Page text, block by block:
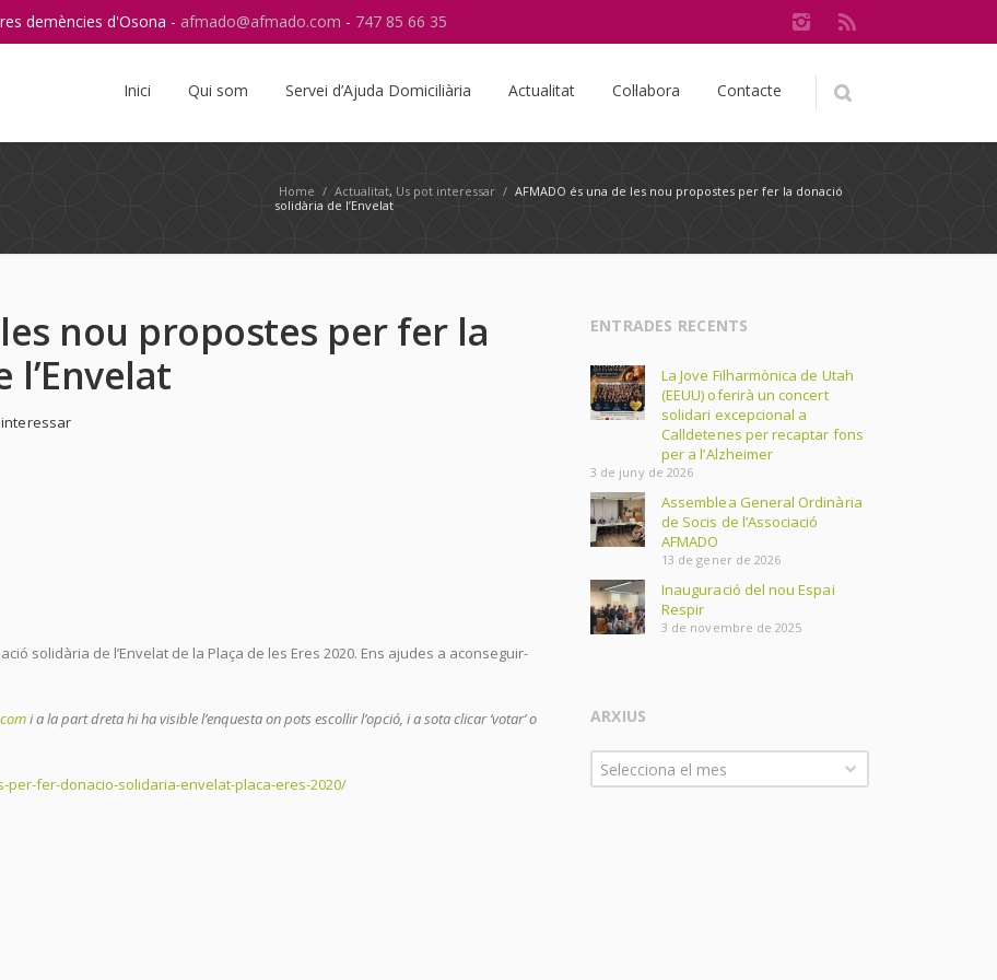
demències d'Osona - afmado@afmado.com - 747 85 66 35
Instagram
RSS
Inici Qui som Servei d’Ajuda Domiciliària Actualitat Col·labora Contacte
Home / Actualitat, Us pot interessar / AFMADO és una de les nou propostes per fer la donació
solidària de l’Envelat
nou propostes per fer la
solidària de l’Envelat de la Plaça de les Eres 2020. Ens ajudes a aconseguir-
i a la part dreta hi ha visible l’enquesta on pots escollir l’opció, i a sota clicar ‘votar’ o
fer-donacio-solidaria-envelat-placa-eres-2020/
ENTRADES RECENTS
La Jove Filharmònica de Utah
(EEUU) oferirà un concert
solidari excepcional a
Calldetenes per recaptar fons
per a l’Alzheimer
3 de juny de 2026
Assemblea General Ordinària
de Socis de l’Associació
AFMADO
13 de gener de 2026
Inauguració del nou Espai
Respir
3 de novembre de 2025
ARXIUS
Arxius
Selecciona el mes